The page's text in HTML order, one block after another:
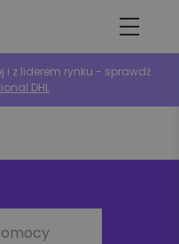
i z liderem rynku - sprawdź
DHL